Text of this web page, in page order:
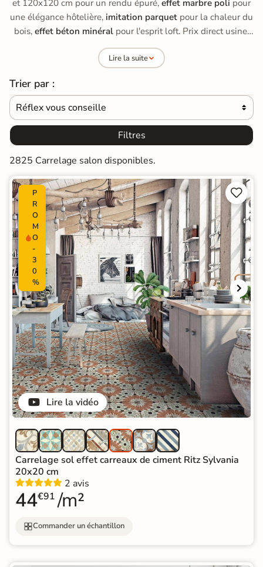
et 120x120 cm pour un rendu épuré, effet marbre poli pour
une élégance hôtelière, imitation parquet pour la chaleur du
bois, effet béton minéral pour l'esprit loft. Prix direct usine,
échantillons gratuits, livraison offerte dès 890 € d'achat.
Lire la suite
Trier par :
Réflex vous conseille 
Filtres
2825 Carrelage salon disponibles.
Lire la vidéo
P
R
O
M
O
-
3
0
%


Carrelage sol effet carreaux de ciment Ritz Sylvania
20x20 cm
2 avis
44€91 /m²
Commander un échantillon